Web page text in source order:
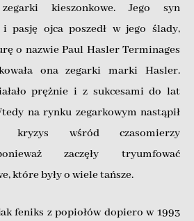
kieszonkowe. Jego syn
pasję ojca poszedł w jego ślady,
o nazwie Paul Hasler Terminages
ona zegarki marki Hasler.
prężnie i z sukcesami do lat
na rynku zegarkowym nastąpił
kryzys wśród czasomierzy
zaczęły tryumfować
które były o wiele tańsze.
feniks z popiołów dopiero w 1993